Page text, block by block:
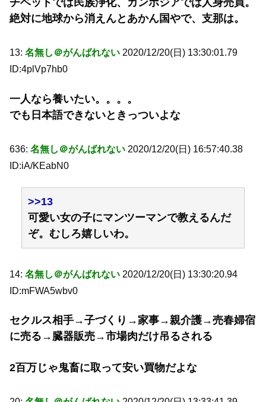
チベットでは民族浄化、カンボジアでは人身売買。
絶対に地球から消えんとあかん国やで、支那は。
13: 名無し＠がんばれない 2020/12/20(日) 13:30:01.79
ID:4plVp7hb0
一人なら養いたい。。。。
でも日本語できないときっついよな
636: 名無し＠がんばれない 2020/12/20(日) 16:57:40.38
ID:iA/KEabN0
>>13
可愛い女の子にマンツーマンで教えるんだ
ぞ。むしろ嬉しいわ。
14: 名無し＠がんばれない 2020/12/20(日) 13:30:20.94
ID:mFWA5wbv0
セクルス相手→子づくり→家事→親介護→売春婦宿
に売る→臓器販売→市場肉だけ吊るされる
2百万じゃ鬼畜に取って安い買物だよな